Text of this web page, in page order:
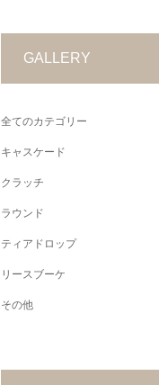
GALLERY
全てのカテゴリー
キャスケード
クラッチ
ラウンド
ティアドロップ
リースブーケ
その他